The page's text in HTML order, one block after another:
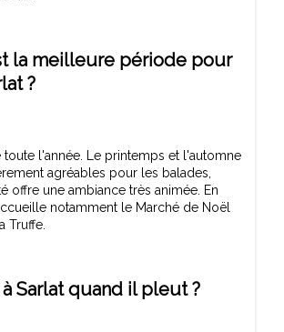
la meilleure période pour
?
toute l'année. Le printemps et l'automne
agréables pour les balades,
offre une ambiance très animée. En
notamment le Marché de Noël
Sarlat quand il pleut ?